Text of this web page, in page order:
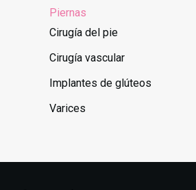
Piernas
Cirugía del pie
Cirugía vascular
Implantes de glúteos
Varices